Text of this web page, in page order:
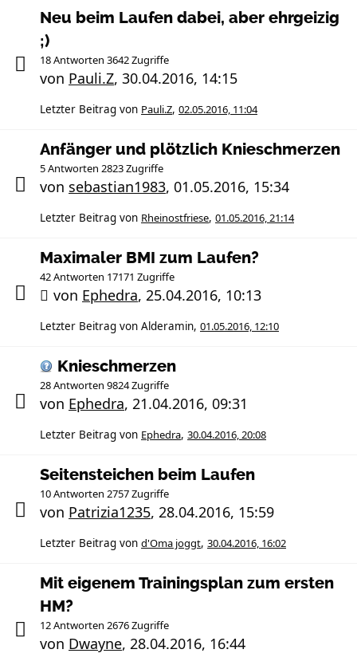
Neu beim Laufen dabei, aber ehrgeizig
;)
18 Antworten 3642 Zugriffe
von Pauli.Z, 30.04.2016, 14:15
Letzter Beitrag von Pauli.Z, 02.05.2016, 11:04
Anfänger und plötzlich Knieschmerzen
5 Antworten 2823 Zugriffe
von sebastian1983, 01.05.2016, 15:34
Letzter Beitrag von Rheinostfriese, 01.05.2016, 21:14
Maximaler BMI zum Laufen?
42 Antworten 17171 Zugriffe
von Ephedra, 25.04.2016, 10:13
Letzter Beitrag von Alderamin, 01.05.2016, 12:10
Knieschmerzen
28 Antworten 9824 Zugriffe
von Ephedra, 21.04.2016, 09:31
Letzter Beitrag von Ephedra, 30.04.2016, 20:08
Seitensteichen beim Laufen
10 Antworten 2757 Zugriffe
von Patrizia1235, 28.04.2016, 15:59
Letzter Beitrag von d'Oma joggt, 30.04.2016, 16:02
Mit eigenem Trainingsplan zum ersten
HM?
12 Antworten 2676 Zugriffe
von Dwayne, 28.04.2016, 16:44